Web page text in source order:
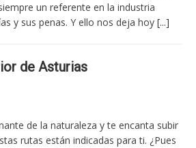
un referente en la industria
y sus penas. Y ello nos deja hoy [...]
de Asturias
de la naturaleza y te encanta subir
rutas están indicadas para ti. ¿Pues